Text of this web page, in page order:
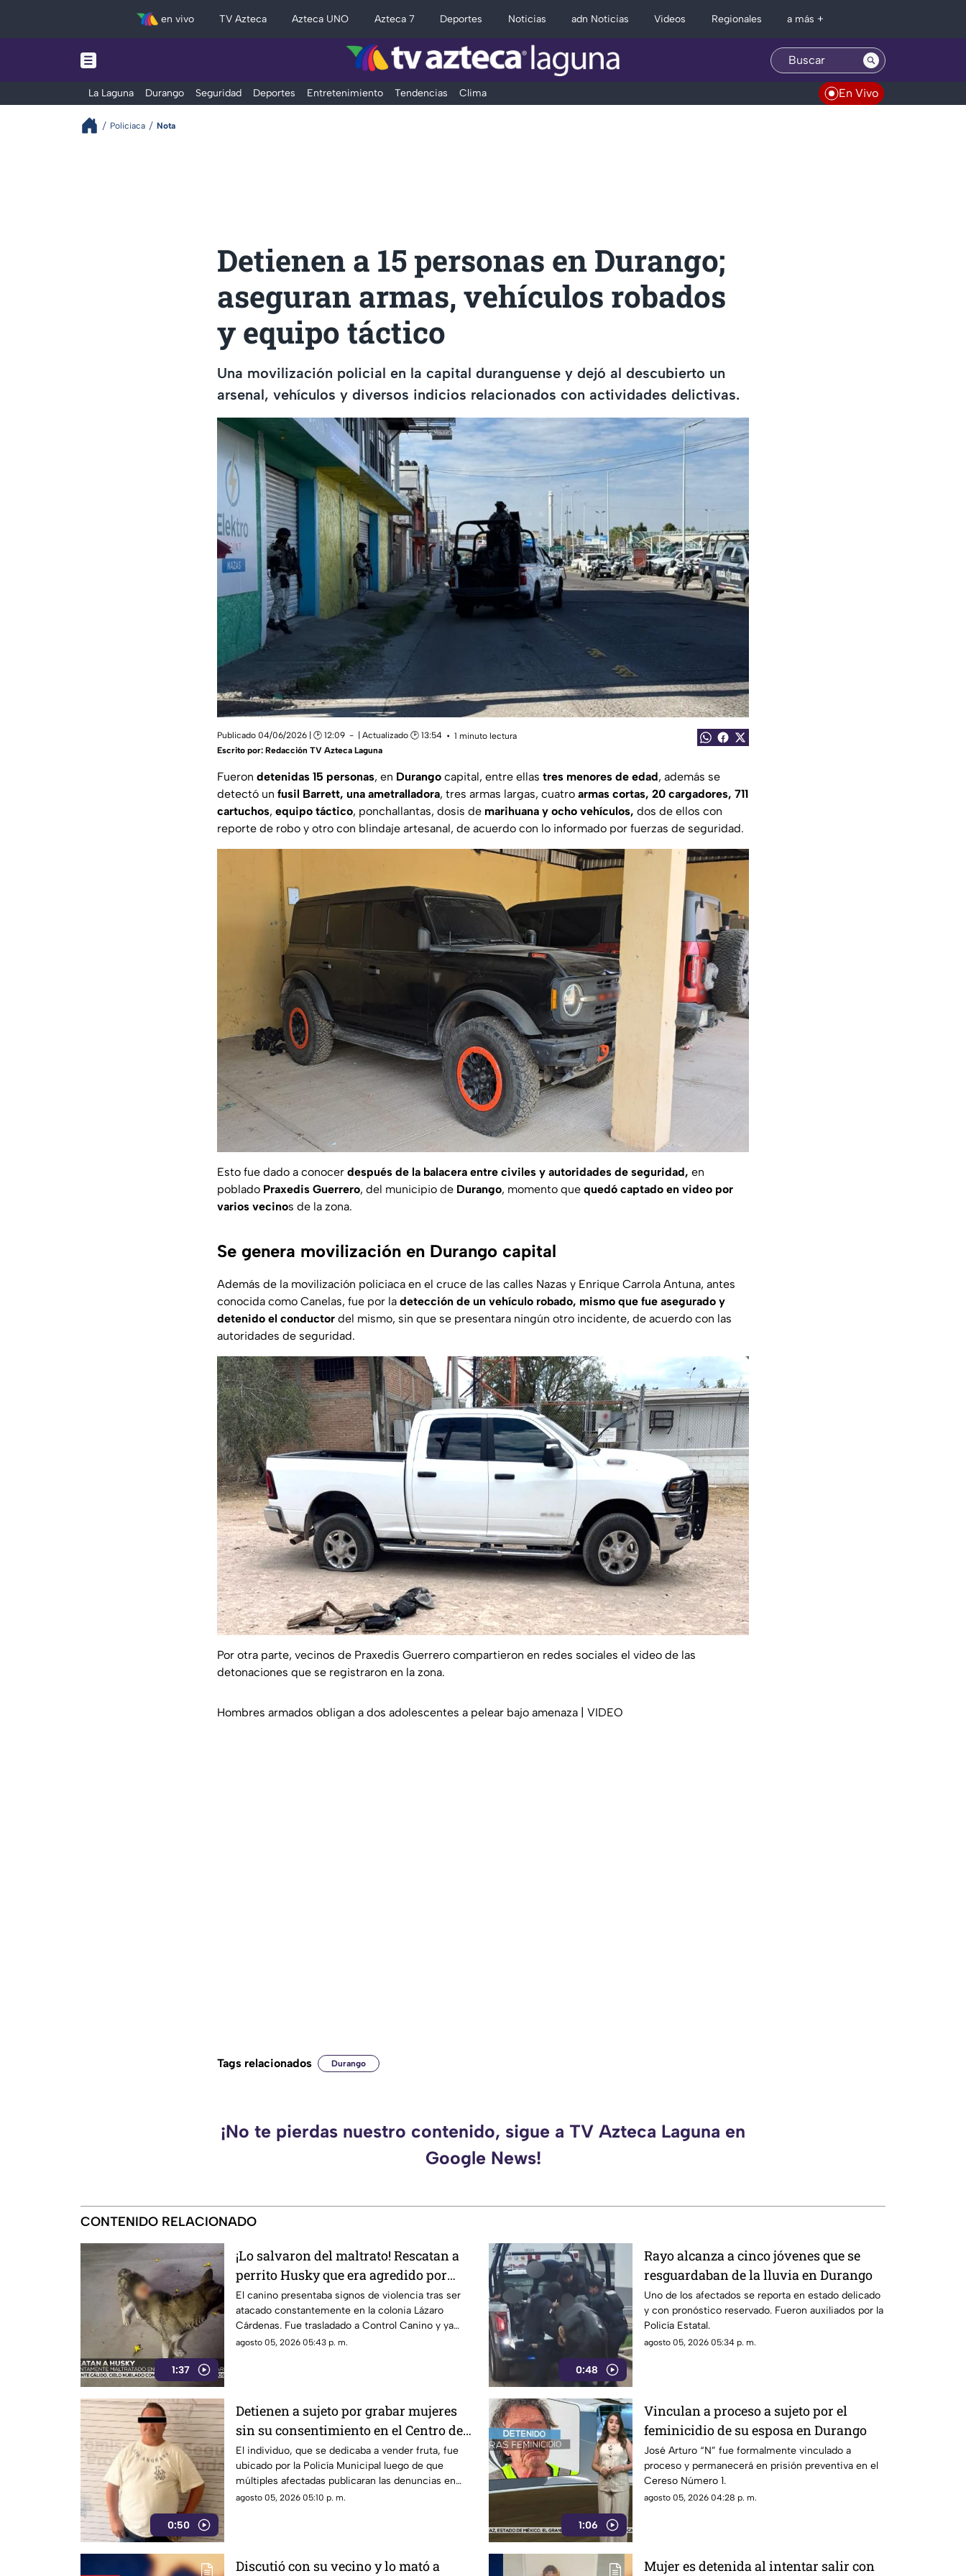
en vivo TV Azteca Azteca UNO Azteca 7 Deportes Noticias adn Noticias Videos Regionales a más +
La Laguna Durango Seguridad Deportes Entretenimiento Tendencias Clima En Vivo
Policiaca Nota
Detienen a 15 personas en Durango;
aseguran armas, vehículos robados
y equipo táctico
Una movilización policial en la capital duranguense y dejó al descubierto un
arsenal, vehículos y diversos indicios relacionados con actividades delictivas.
Publicado 04/06/2026 | 🕑 12:09 | Actualizado 🕑 13:54
1 minuto lectura
Escrito por: Redacción TV Azteca Laguna
Fueron detenidas 15 personas, en Durango capital, entre ellas tres menores de edad, además se
detectó un fusil Barrett, una ametralladora, tres armas largas, cuatro armas cortas, 20 cargadores, 711
cartuchos, equipo táctico, ponchallantas, dosis de marihuana y ocho vehículos, dos de ellos con
reporte de robo y otro con blindaje artesanal, de acuerdo con lo informado por fuerzas de seguridad.
Esto fue dado a conocer después de la balacera entre civiles y autoridades de seguridad, en
poblado Praxedis Guerrero, del municipio de Durango, momento que quedó captado en video por
varios vecinos de la zona.
Se genera movilización en Durango capital
Además de la movilización policiaca en el cruce de las calles Nazas y Enrique Carrola Antuna, antes
conocida como Canelas, fue por la detección de un vehículo robado, mismo que fue asegurado y
detenido el conductor del mismo, sin que se presentara ningún otro incidente, de acuerdo con las
autoridades de seguridad.
Por otra parte, vecinos de Praxedis Guerrero compartieron en redes sociales el video de las
detonaciones que se registraron en la zona.
Hombres armados obligan a dos adolescentes a pelear bajo amenaza | VIDEO
Tags relacionados Durango
¡No te pierdas nuestro contenido, sigue a TV Azteca Laguna en
Google News!
CONTENIDO RELACIONADO
1:37
¡Lo salvaron del maltrato! Rescatan a
perrito Husky que era agredido por
jóvenes en Torreón
El canino presentaba signos de violencia tras ser
atacado constantemente en la colonia Lázaro
Cárdenas. Fue trasladado a Control Canino y ya
tiene dos posibles adoptantes.
agosto 05, 2026 05:43 p. m.
0:48
Rayo alcanza a cinco jóvenes que se
resguardaban de la lluvia en Durango
Uno de los afectados se reporta en estado delicado
y con pronóstico reservado. Fueron auxiliados por la
Policía Estatal.
agosto 05, 2026 05:34 p. m.
0:50
Detienen a sujeto por grabar mujeres
sin su consentimiento en el Centro de
Saltillo
El individuo, que se dedicaba a vender fruta, fue
ubicado por la Policía Municipal luego de que
múltiples afectadas publicaran las denuncias en
plataformas digitales.
agosto 05, 2026 05:10 p. m.
1:06
Vinculan a proceso a sujeto por el
feminicidio de su esposa en Durango
José Arturo “N” fue formalmente vinculado a
proceso y permanecerá en prisión preventiva en el
Cereso Número 1.
agosto 05, 2026 04:28 p. m.
Discutió con su vecino y lo mató a Mujer es detenida al intentar salir con